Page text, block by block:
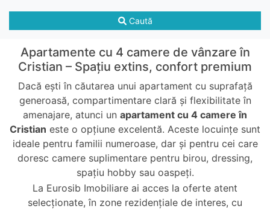
Caută
Apartamente cu 4 camere de vânzare în
Cristian – Spațiu extins, confort premium
Dacă ești în căutarea unui apartament cu suprafață
generoasă, compartimentare clară și flexibilitate în
amenajare, atunci un apartament cu 4 camere în
Cristian este o opțiune excelentă. Aceste locuințe sunt
ideale pentru familii numeroase, dar și pentru cei care
doresc camere suplimentare pentru birou, dressing,
spațiu hobby sau oaspeți.
La Eurosib Imobiliare ai acces la oferte atent
selecționate, în zone rezidențiale de interes, cu